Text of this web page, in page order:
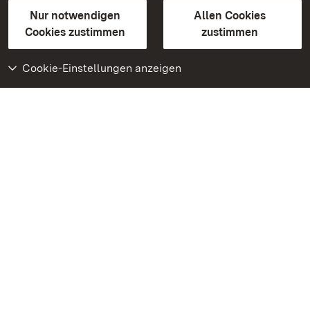
Nur notwendigen
Cookies zustimmen
Allen Cookies
zustimmen
Cookie-Einstellungen anzeigen
Erklärung zur Barrierefreiheit
BITV-konform (geprüfte Seiten)
Weiteres